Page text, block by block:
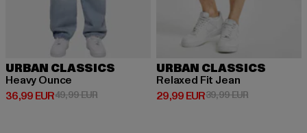
URBAN CLASSICS
Heavy Ounce
36,99 EUR
Derzeitiger Preis: 36,99 EUR
49,99 EURAktionspreis: 49,99 EUR
URBAN CLASSICS
Relaxed Fit Jean
29,99 EUR
Derzeitiger Preis: 29,99 EUR
39,99 EURAktionspreis: